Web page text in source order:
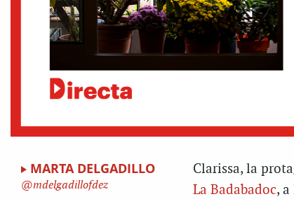
MARTA DELGADILLO
mdelgadillofdez
Clarissa, la
La Badabadoc,